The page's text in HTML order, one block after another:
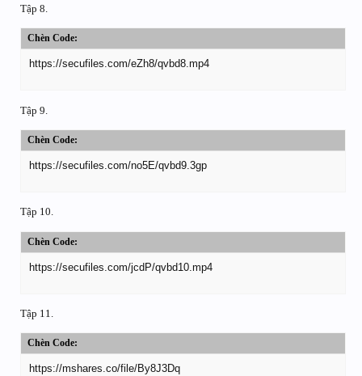
Tập 8.
Chèn Code:
https://secufiles.com/eZh8/qvbd8.mp4
Tập 9.
Chèn Code:
https://secufiles.com/no5E/qvbd9.3gp
Tập 10.
Chèn Code:
https://secufiles.com/jcdP/qvbd10.mp4
Tập 11.
Chèn Code:
https://mshares.co/file/By8J3Dq